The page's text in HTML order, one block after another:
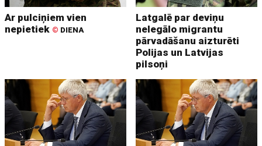
Ar pulciņiem vien
nepietiek © DIENA
Latgalē par deviņu
nelegālo migrantu
pārvadāšanu aizturēti
Polijas un Latvijas
pilsoņi